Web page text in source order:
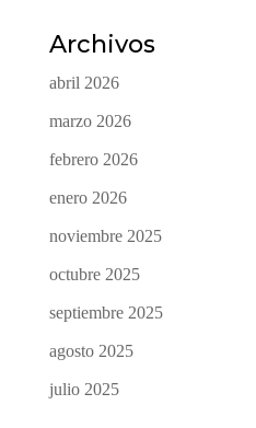
Archivos
abril 2026
marzo 2026
febrero 2026
enero 2026
noviembre 2025
octubre 2025
septiembre 2025
agosto 2025
julio 2025